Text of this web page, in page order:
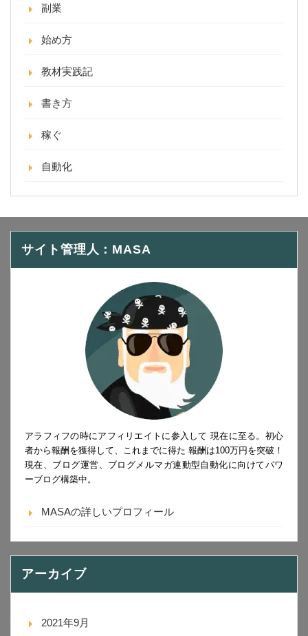
副業
始め方
教材実践記
書き方
稼ぐ
自動化
サイト管理人：MASA
アラフィフの時にアフィリエイトに参入して 現在に至る。初心
者から報酬を獲得して、これまでに得た 報酬は100万円を突破！
現在、ブログ運営、ブログメルマガ連動型自動化に向けてパワ
ーブログ構築中。
MASAの詳しいプロフィール
アーカイブ
2021年9月